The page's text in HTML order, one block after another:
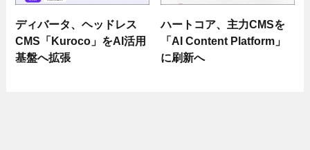
ディバータ、ヘッドレス
CMS「Kuroco」をAI活用
基盤へ拡張
ハートコア、主力CMSを
「AI Content Platform」
に刷新へ